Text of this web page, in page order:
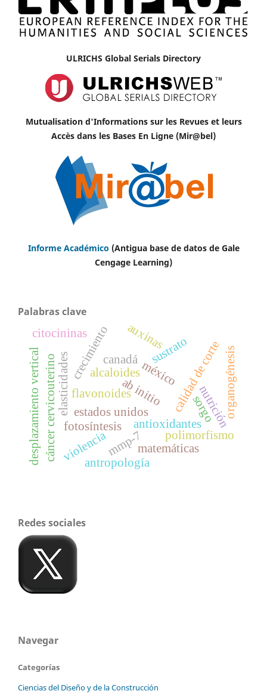
ULRICHS Global Serials Directory
Mutualisation d'Informations sur les Revues et leurs
Accès dans les Bases En Ligne (Mir@bel)
Informe Académico (Antigua base de datos de Gale
Cengage Learning)
Palabras clave
antioxidantes
ab initio
alcaloides
flavonoides
elasticidades méxico
estados unidos
canadá calidad de corte
crecimiento
fotosíntesis nutrición
sustrato
polimorfismo
mmp-7
cáncer cervicouterino
desplazamiento vertical antropología
violencia matemáticas
organogénesis
auxinas
citocininas
sorgo
Redes sociales
Navegar
Categorías
Ciencias del Diseño y de la Construcción